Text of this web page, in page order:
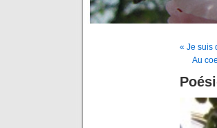
« Je suis
Au